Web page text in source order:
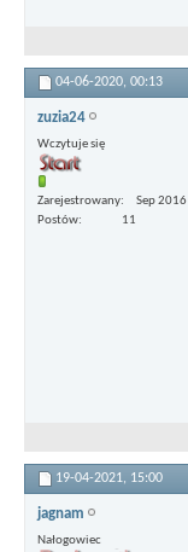
04-06-2020, 00:13
zuzia24
Wczytuje się
Zarejestrowany
Sep 2016
Postów
11
19-04-2021, 15:00
jagnam
Nałogowiec